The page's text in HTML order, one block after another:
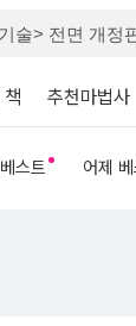
책 추천마법사
스트 어제